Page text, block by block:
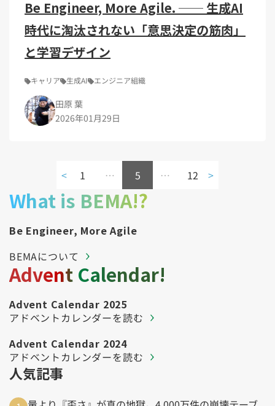
Be Engineer, More Agile. ── 生成AI
時代に淘汰されない「意思決定の筋肉」
と学習デザイン
キャリア 生成AI エンジニア組織
田原 葉
2026年01月29日
< 1 … 5 … 12 >
What is BEMA!?
Be Engineer, More Agile
BEMAについて
Advent Calendar!
Advent Calendar 2025
アドベントカレンダーを読む
Advent Calendar 2024
アドベントカレンダーを読む
人気記事